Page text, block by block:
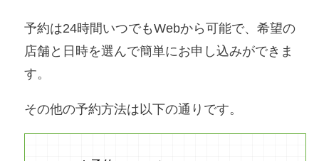
予約は24時間いつでもWebから可能で、希望の
店舗と日時を選んで簡単にお申し込みができま
す。
その他の予約方法は以下の通りです。